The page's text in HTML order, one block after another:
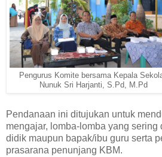
Pengurus Komite bersama Kepala
Nunuk Sri Harjanti, S.Pd, M.Pd
Pendanaan ini ditujukan untuk
mengajar, lomba-lomba yang sering
didik maupun bapak/ibu guru serta
prasarana penunjang KBM.